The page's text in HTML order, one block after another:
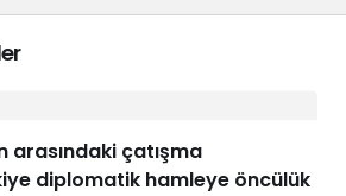
arasındaki çatışma
diplomatik hamleye öncülük